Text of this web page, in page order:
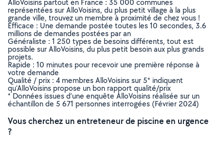
AlloVoisins partout en France : 35 000 communes
représentées sur AlloVoisins, du plus petit village à la plus
grande ville, trouvez un membre à proximité de chez vous !
Efficace : Une demande postée toutes les 10 secondes, 3.6
millions de demandes postées par an
Généraliste : 1 250 types de besoins différents, tout est
possible sur AlloVoisins, du plus petit besoin aux plus grands
projets.
Rapide : 10 minutes pour recevoir une première réponse à
votre demande
Qualité / prix : 4 membres AlloVoisins sur 5* indiquent
qu’AlloVoisins propose un bon rapport qualité/prix
* Données issues d’une enquête AlloVoisins réalisée sur un
échantillon de 5 671 personnes interrogées (Février 2024)
Vous cherchez un entreteneur de piscine en urgence
?